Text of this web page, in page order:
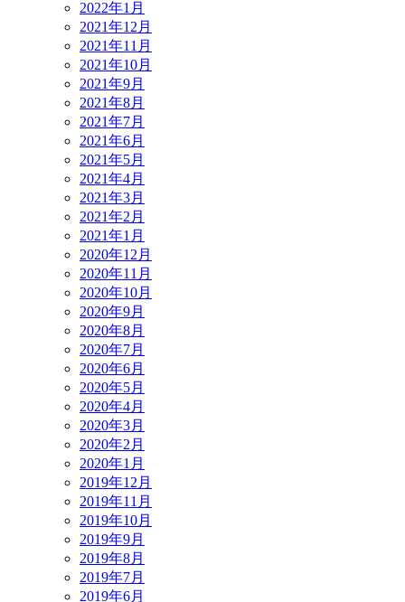
2022年1月
2021年12月
2021年11月
2021年10月
2021年9月
2021年8月
2021年7月
2021年6月
2021年5月
2021年4月
2021年3月
2021年2月
2021年1月
2020年12月
2020年11月
2020年10月
2020年9月
2020年8月
2020年7月
2020年6月
2020年5月
2020年4月
2020年3月
2020年2月
2020年1月
2019年12月
2019年11月
2019年10月
2019年9月
2019年8月
2019年7月
2019年6月